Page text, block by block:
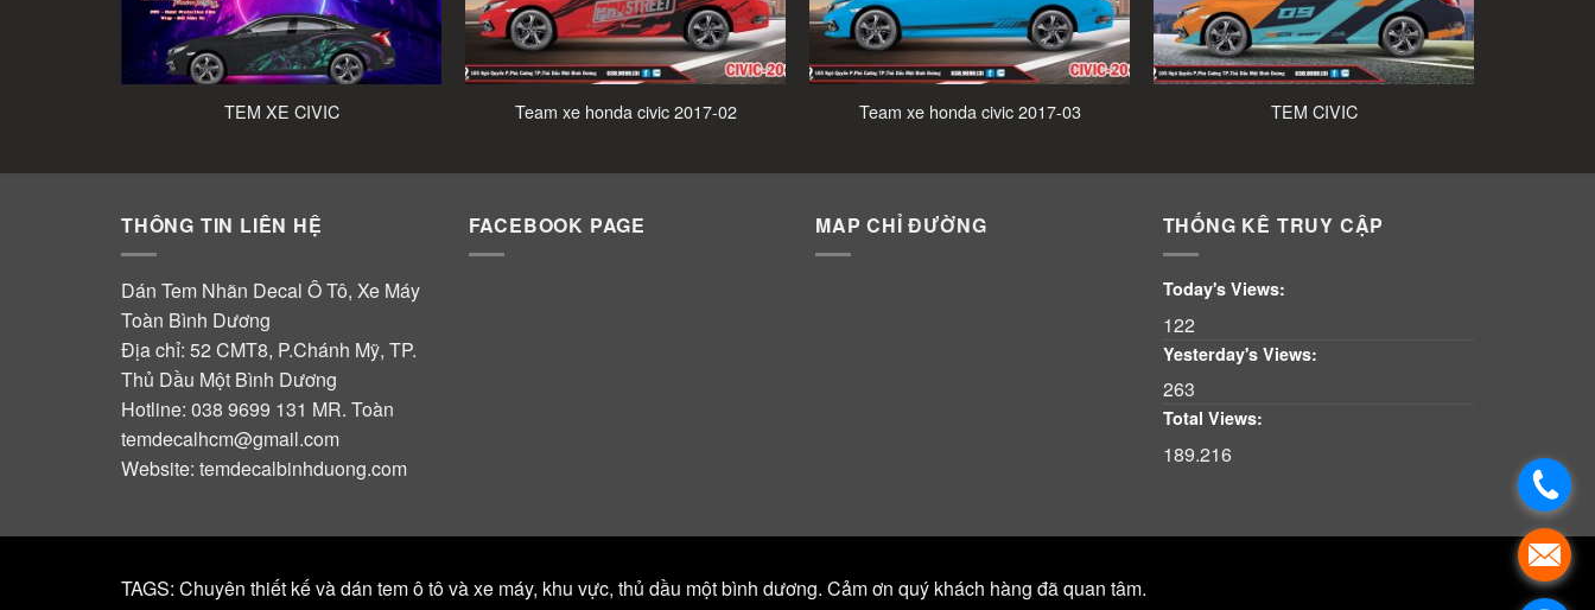
TEM XE CIVIC Team xe honda civic 2017-02 Team xe honda civic 2017-03 TEM CIVIC
THÔNG TIN LIÊN HỆ
Dán Tem Nhãn Decal Ô Tô, Xe Máy
Toàn Bình Dương
Địa chỉ: 52 CMT8, P.Chánh Mỹ, TP.
Thủ Dầu Một Bình Dương
Hotline: 038 9699 131 MR. Toàn
temdecalhcm@gmail.com
Website: temdecalbinhduong.com
FACEBOOK PAGE MAP CHỈ ĐƯỜNG THỐNG KÊ TRUY CẬP
Today's Views:
122
Yesterday's Views:
263
Total Views:
189.216
TAGS: Chuyên thiết kế và dán tem ô tô và xe máy, khu vực, thủ dầu một bình dương. Cảm ơn quý khách hàng đã quan tâm.